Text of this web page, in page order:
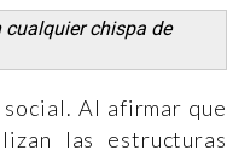
chispa de
Al afirmar que
las estructuras